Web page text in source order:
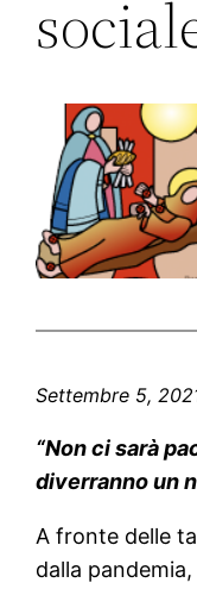
Settembre 5,
“Non ci sarà
diverranno un
A fronte delle
dalla